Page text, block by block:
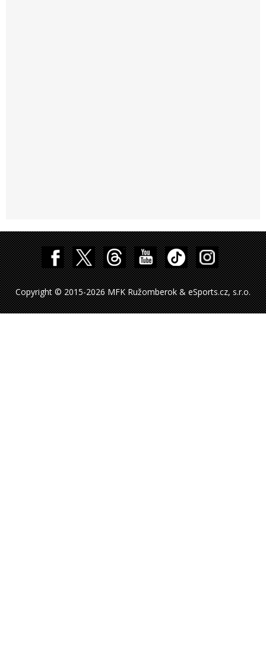
Copyright © 2015-2026 MFK Ružomberok & eSports.cz, s.r.o.